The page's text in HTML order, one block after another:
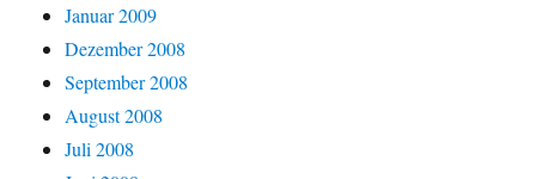
Januar 2009
Dezember 2008
September 2008
August 2008
Juli 2008